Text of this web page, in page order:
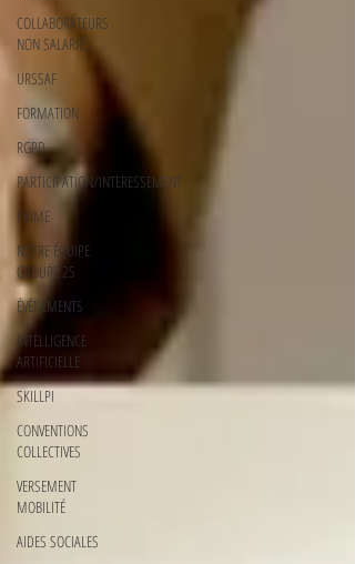
COLLABORATEURS
NON SALARIÉS
URSSAF
FORMATION
RGPD
PARTICIPATION/INTERESSEMENT
PRIME
NOTRE ÉQUIPE
GROUPE 2S
ÉVÈNEMENTS
INTELLIGENCE
ARTIFICIELLE
SKILLPI
CONVENTIONS
COLLECTIVES
VERSEMENT
MOBILITÉ
AIDES SOCIALES